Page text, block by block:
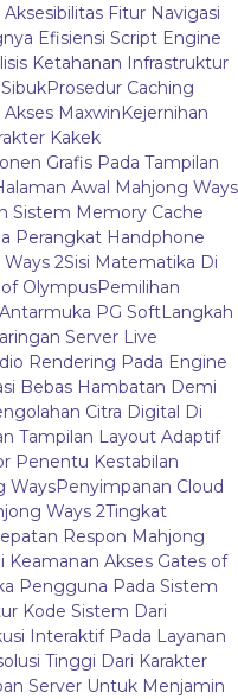
Fitur Navigasi
Efisiensi Script Engine
Ketahanan Infrastruktur
Prosedur Caching
MaxwinKejernihan
Kakek
Grafis Pada Tampilan
Awal Mahjong Ways
Sistem Memory Cache
Perangkat Handphone
2Sisi Matematika Di
OlympusPemilihan
PG SoftLangkah
Server Live
Rendering Pada Engine
Bebas Hambatan Demi
Citra Digital Di
Tampilan Layout Adaptif
Penentu Kestabilan
WaysPenyimpanan Cloud
Ways 2Tingkat
Respon Mahjong
Akses Gates of
Pengguna Pada Sistem
Kode Sistem Dari
Interaktif Pada Layanan
Tinggi Dari Karakter
Server Untuk Menjamin